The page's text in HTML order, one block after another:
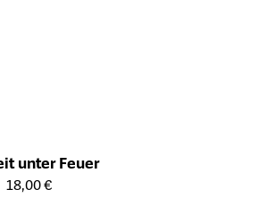
unter Feuer
des Produkts
18,00 €